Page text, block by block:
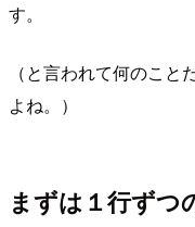
す。
（と言われて何のこ
よね。）
まずは１行ずつ